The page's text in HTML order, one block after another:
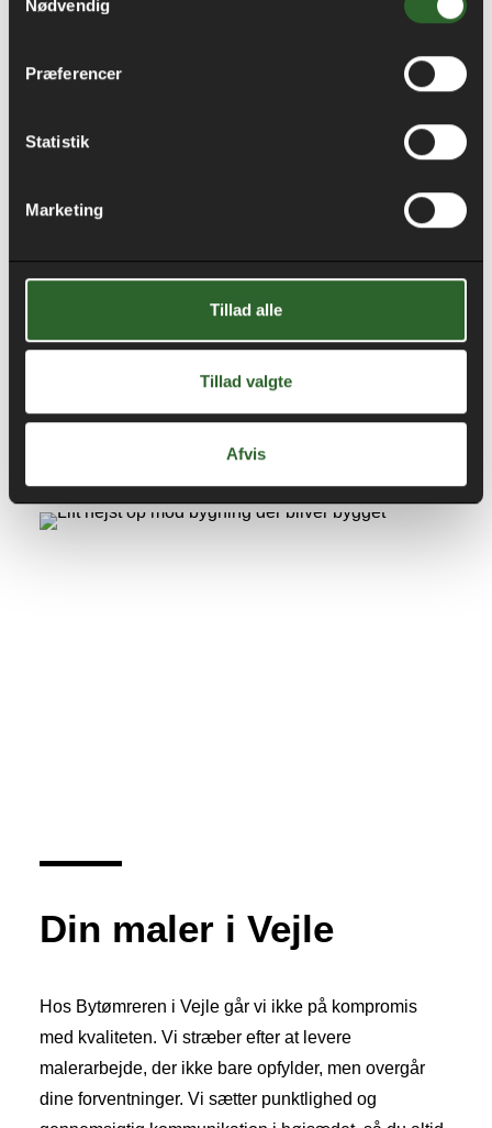
Nødvendig
Præferencer
Statistik
Marketing
Tillad alle
Tillad valgte
Afvis
byggeprocessen og levere en komplet løsning – fra
start til slut.
Med afdelinger i Vejle, Aarhus, Odder og Horsens
har vi den kapacitet og ekspertise, der skal til for at
levere på både kvalitet og tid. Vi sørger for, at dit
projekt forløber effektivt, mens vi leverer et resultat,
du kan være stolt af.
Kontakt os i dag og få en pålidelig maler i Vejle, der
skaber værdi for din virksomhed!
Din maler i Vejle
Hos Bytømreren i Vejle går vi ikke på kompromis
med kvaliteten. Vi stræber efter at levere
malerarbejde, der ikke bare opfylder, men overgår
dine forventninger. Vi sætter punktlighed og